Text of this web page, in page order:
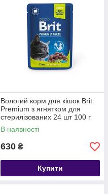
Вологий корм для кішок Brit
Premium з ягнятком для
стерилізованих 24 шт 100 г
В наявності
630 ₴
Купити